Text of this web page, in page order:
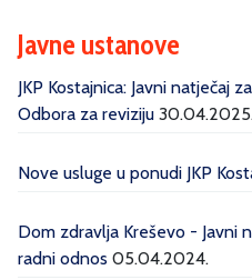
Javne ustanove
JKP Kostajnica: Javni natječaj
Odbora za reviziju
Nove usluge u ponudi JKP
Dom zdravlja Kreševo - Javni
radni odnos 05.04.2024.